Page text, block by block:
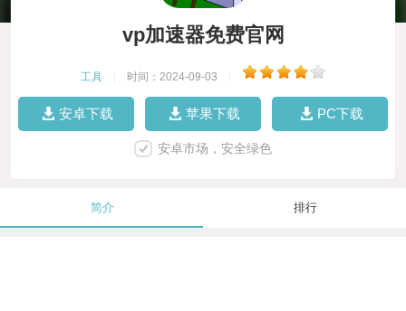
vp加速器免费官网
工具 时间：2024-09-03
安卓下载 苹果下载 PC下载
安卓市场，安全绿色
简介 排行